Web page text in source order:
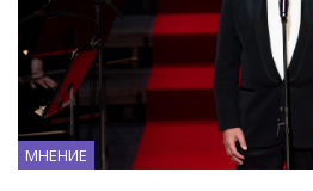
МНЕНИЕ